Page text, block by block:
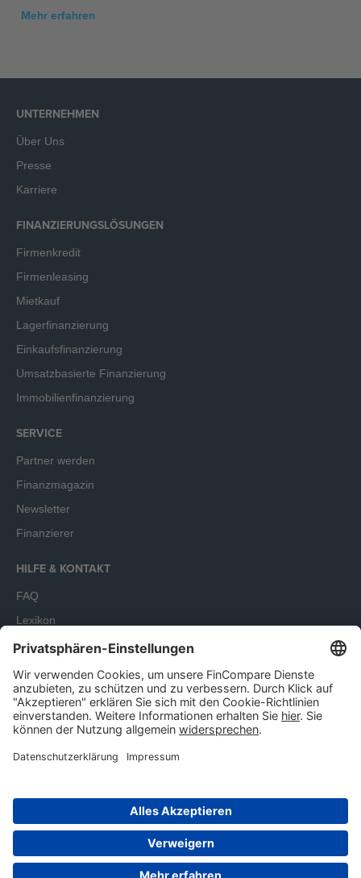
Mehr erfahren
UNTERNEHMEN
Über Uns
Presse
Karriere
FINANZIERUNGSLÖSUNGEN
Firmenkredit
Firmenleasing
Mietkauf
Lagerfinanzierung
Einkaufsfinanzierung
Umsatzbasierte Finanzierung
Immobilienfinanzierung
SERVICE
Partner werden
Finanzmagazin
Newsletter
Finanzierer
HILFE & KONTAKT
FAQ
Lexikon
Terminbuchung